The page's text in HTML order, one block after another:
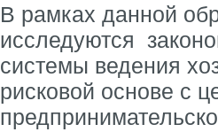
В рамках данной
исследуются
системы ведения
рисковой основе с